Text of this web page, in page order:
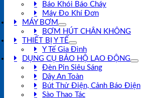
Báo Khói Báo Cháy
Máy Đo Khí Đơn
MÁY BƠM
BƠM HÚT CHÂN KHÔNG
THIẾT BỊ Y TẾ
Y Tế Gia Đình
DỤNG CỤ BẢO HỘ LAO ĐỘNG
Đèn Pin Siêu Sáng
Dây An Toàn
Bút Thử Điện, Cảnh Báo Điện
Sào Thao Tác